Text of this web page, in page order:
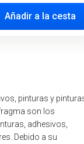
Añadir a la cesta
pinturas y
son los
adhesivos,
Debido a su